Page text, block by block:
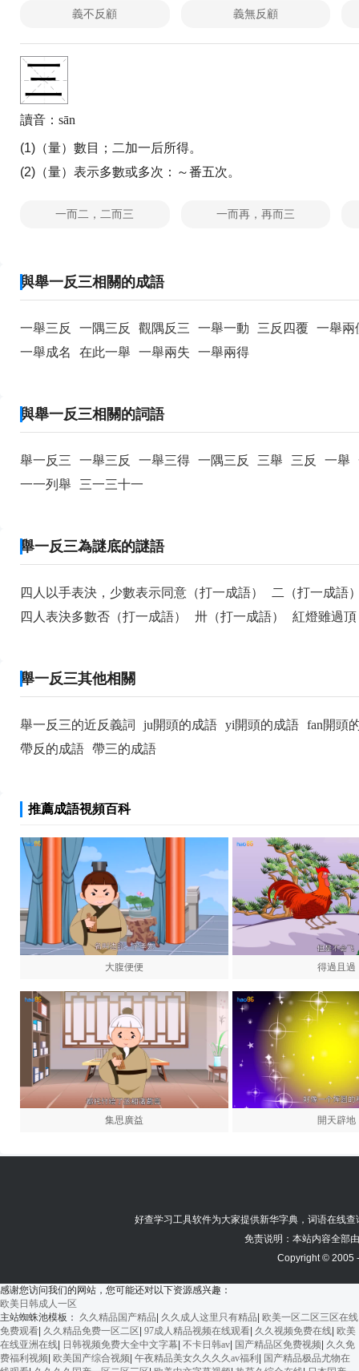
義不反顧 義無反顧
三
讀音：sān
(1)（量）數目；二加一后所得。
(2)（量）表示多數或多次： ～番五次。
一而二，二而三 一而再，再而三
與舉一反三相關的成語
一舉三反 一隅三反 觀隅反三 一舉一動 三反四覆
一舉兩
一舉成名
在此一舉 一舉兩失 一舉兩得
與舉一反三相關的詞語
舉一反三 一舉三反 一舉三得 一隅三反 三舉 三反 一舉
一一列舉
三一三十一
舉一反三為謎底的謎語
四人以手表決，少數表示同意（打一成語）
二（打一成語
四人表決多數否（打一成語）
卅（打一成語） 紅燈雖過
舉一反三其他相關
舉一反三的近反義詞 ju開頭的成語 yi開頭的成語 fan開頭
帶反的成語 帶三的成語
推薦成語視頻百科
大腹便便 得過且過
集思廣益 開天辟地
好查学习工具软件为大家提供新华字典 ， 词语在线查
免责说明：本站内容全部
Copyright © 2005
感谢您访问我们的网站，您可能还对以下资源感兴趣：
欧美日韩成人一区
主站蜘蛛池模板： 久久精品国产精品| 久久成人这里只有精品| 欧美一区二区三区在线
免费观看| 久久精品免费一区二区| 97成人精品视频在线观看| 久久视频免费在线| 欧美
在线亚洲在线| 日韩视频免费大全中文字幕| 不卡日韩av| 国产精品区免费视频| 久久免
费福利视频| 欧美国产综合视频| 午夜精品美女久久久久av福利| 国产精品极品尤物在